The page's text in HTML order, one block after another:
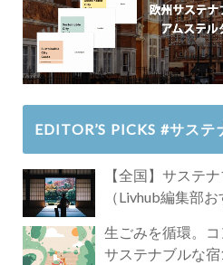
EDITOR’S PICKS #サステ
【全国】サステ
（Livhub編集部お
生ごみを循環。
サステナブルな